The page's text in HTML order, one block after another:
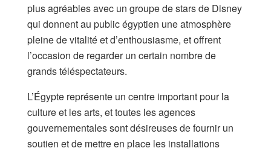
plus agréables avec un groupe de stars de Disney
qui donnent au public égyptien une atmosphère
pleine de vitalité et d’enthousiasme, et offrent
l’occasion de regarder un certain nombre de
grands téléspectateurs.
L’Égypte représente un centre important pour la
culture et les arts, et toutes les agences
gouvernementales sont désireuses de fournir un
soutien et de mettre en place les installations